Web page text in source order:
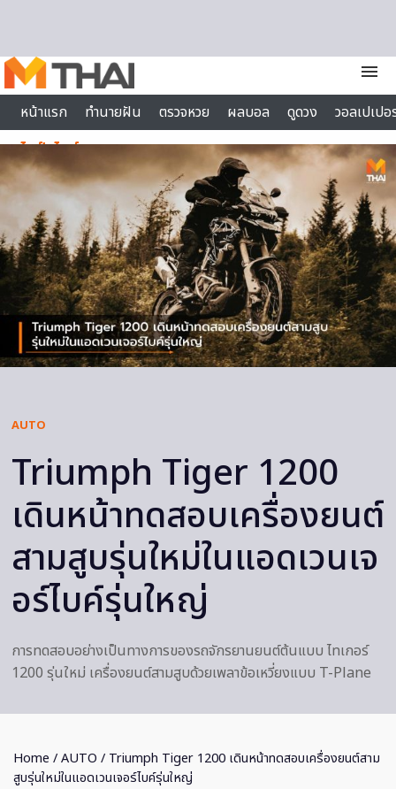
menu
หน้าแรก
ทำนายฝัน ตรวจหวย ผลบอล ดูดวง
วอลเปเป
ไลฟ์สไตล์
AUTO
Triumph Tiger 1200
เดินหน้าทดสอบเครื่องยนต์
สามสูบรุ่นใหม่ในแอดเวนเจ
อร์ไบค์รุ่นใหญ่
การทดสอบอย่างเป็นทางการของรถจักรยานยนต์ต้นแบบ ไทเกอร์
1200 รุ่นใหม่ เครื่องยนต์สามสูบด้วยเพลาข้อเหวี่ยงแบบ T-Plane
Home /AUTO / Triumph Tiger 1200 เดินหน้าทดสอบเครื่องยนต์สาม
สูบรุ่นใหม่ในแอดเวนเจอร์ไบค์รุ่นใหญ่